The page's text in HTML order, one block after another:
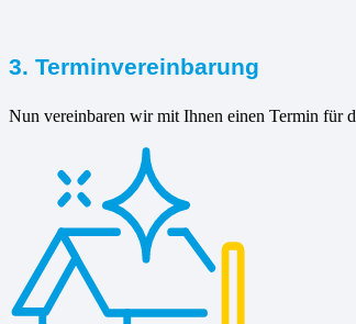
3. Terminvereinbarung
Nun vereinbaren wir mit Ihnen einen Termin für